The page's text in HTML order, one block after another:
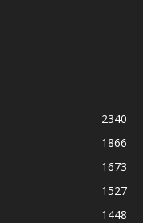
2340
1866
1673
1527
1448